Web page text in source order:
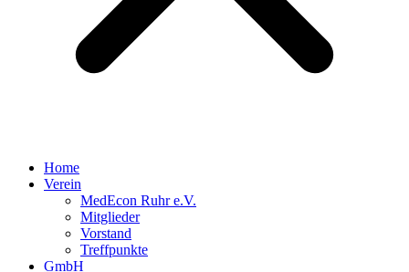
Home
Verein
MedEcon Ruhr e.V.
Mitglieder
Vorstand
Treffpunkte
GmbH